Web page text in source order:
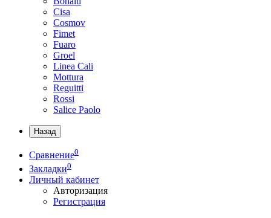
Cisa
Cosmov
Fimet
Fuaro
Groel
Linea Cali
Mottura
Reguitti
Rossi
Salice Paolo
Назад
Сравнение0
Закладки0
Личный кабинет
Авторизация
Регистрация